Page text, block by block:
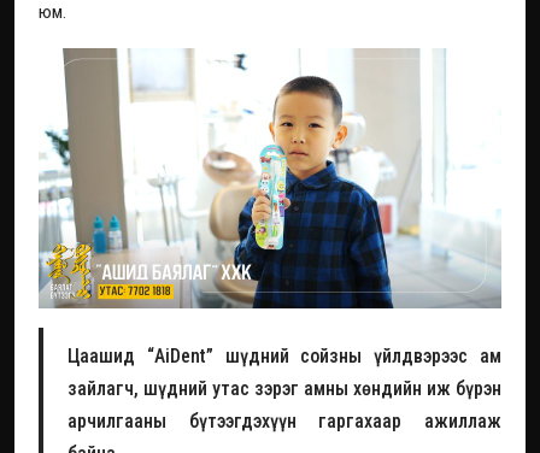
юм.
Цаашид “AiDent” шүдний сойзны үйлдвэрээс ам
зайлагч, шүдний утас зэрэг амны хөндийн иж бүрэн
арчилгааны бүтээгдэхүүн гаргахаар ажиллаж